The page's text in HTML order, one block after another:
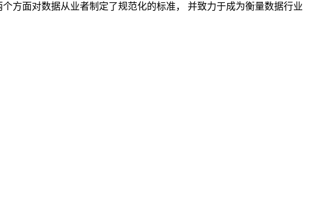
方面对数据从业者制定了规范化的标准， 并致力于成为衡量数据行业